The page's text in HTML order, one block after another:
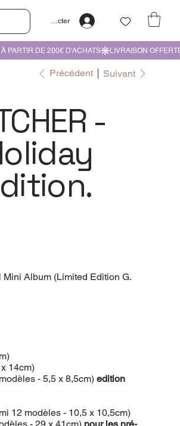
Se connecter
Précédent Suivant
-
Album (Limited Edition G.
14cm)
- 5,5 x 8,5cm)edition
12 modèles - 10,5 x 10,5cm)
- 29 x 41cm) pour les pré-